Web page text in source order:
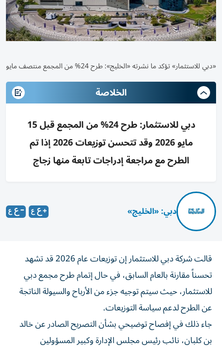
«دبي للاستثمار» تؤكد ما نشرته «الخليج»: طرح 24% من المجمع منتصف مايو
الخلاصة
دبي للاستثمار: طرح 24% من المجمع قبل 15
مايو 2026 وقد تتحسن توزيعات 2026 إذا تم
الطرح مع مراجعة إدراجات تابعة منها زجاج
دبي: «الخليج»
قالت شركة دبي للاستثمار إن توزيعات عام 2026 قد تشهد
تحسناً مقارنة بالعام السابق، في حال إتمام طرح مجمع دبي
للاستثمار، حيث سيتم توجيه جزء من الأرباح والسيولة الناتجة
عن الطرح لدعم سياسة التوزيعات.
جاء ذلك في إفصاح توضيحي بشأن التصريح الصادر عن خالد
بن كلبان، نائب رئيس مجلس الإدارة وكبير المسؤولين